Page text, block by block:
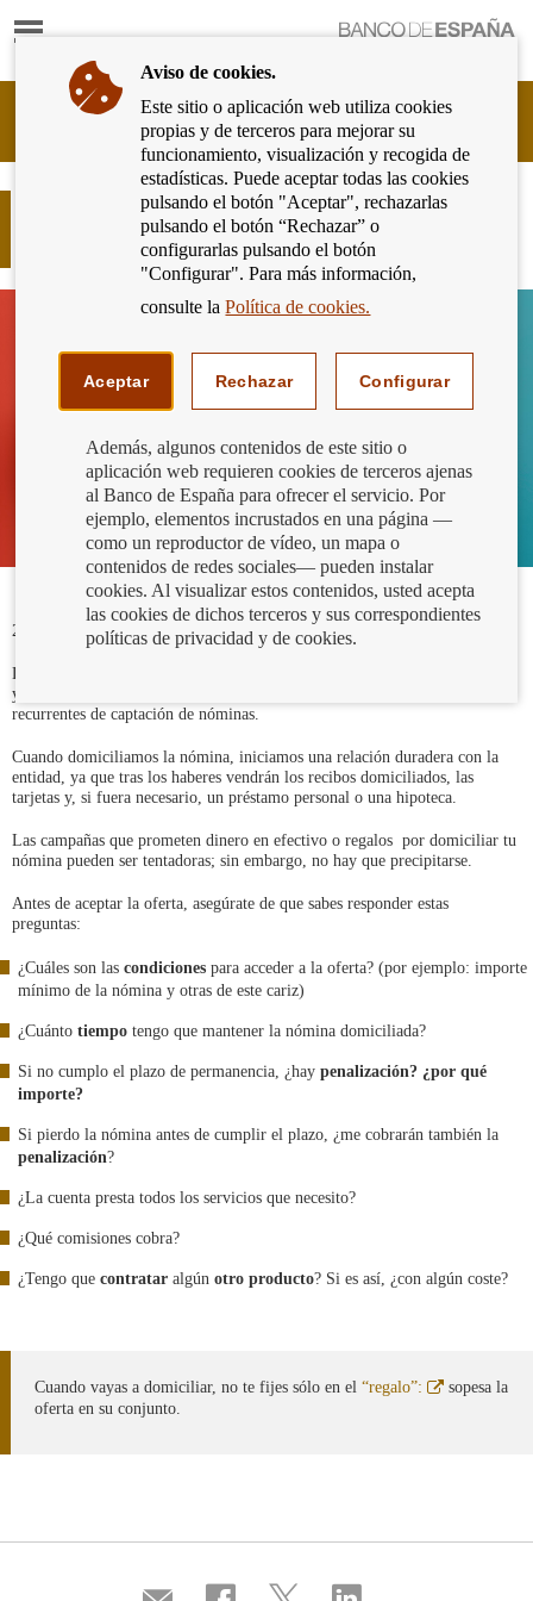
Mostrar
Ir
página
de
inicio
del
Banco
de
España
Cliente
Bancario
Banco
España
Eurosistema,
El banco quiere tu nómina: valora
estas condiciones antes de decidirte
26/06/2024
Los bancos están siempre a la búsqueda de propuestas atractivas para atraer
y fidelizar nuevos clientes. Y unas de las más habituales son las campañas
recurrentes de captación de nóminas.
Cuando domiciliamos la nómina, iniciamos una relación duradera con la
entidad, ya que tras los haberes vendrán los recibos domiciliados, las
tarjetas y, si fuera necesario, un préstamo personal o una hipoteca.
Las campañas que prometen dinero en efectivo o regalos por domiciliar tu
nómina pueden ser tentadoras; sin embargo, no hay que precipitarse.
Antes de aceptar la oferta, asegúrate de que sabes responder estas
preguntas:
¿Cuáles son las condiciones para acceder a la oferta? (por ejemplo: importe
mínimo de la nómina y otras de este cariz)
¿Cuánto tiempo tengo que mantener la nómina domiciliada?
Si no cumplo el plazo de permanencia, ¿hay penalización? ¿por qué
importe?
Si pierdo la nómina antes de cumplir el plazo, ¿me cobrarán también la
penalización?
¿La cuenta presta todos los servicios que necesito?
¿Qué comisiones cobra?
¿Tengo que contratar algún otro producto? Si es así, ¿con algún coste?
Cuando vayas a domiciliar, no te fijes sólo en el “regalo”:
Abre
sopesa la
oferta en su conjunto.
CompartirCompartirCompartirCompartir
Aviso de cookies.
Este sitio o aplicación web utiliza cookies
propias y de terceros para mejorar su
funcionamiento, visualización y recogida de
estadísticas. Puede aceptar todas las cookies
pulsando el botón "Aceptar", rechazarlas
pulsando el botón “Rechazar” o
configurarlas pulsando el botón
"Configurar". Para más información,
consulte laPolítica de cookies.
Aceptar Rechazar Configurar
Además, algunos contenidos de este sitio o
aplicación web requieren cookies de terceros ajenas
al Banco de España para ofrecer el servicio. Por
ejemplo, elementos incrustados en una página —
como un reproductor de vídeo, un mapa o
contenidos de redes sociales— pueden instalar
cookies. Al visualizar estos contenidos, usted acepta
las cookies de dichos terceros y sus correspondientes
políticas de privacidad y de cookies.